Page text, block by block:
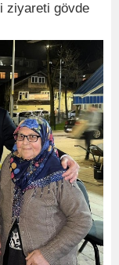
ziyareti gövde